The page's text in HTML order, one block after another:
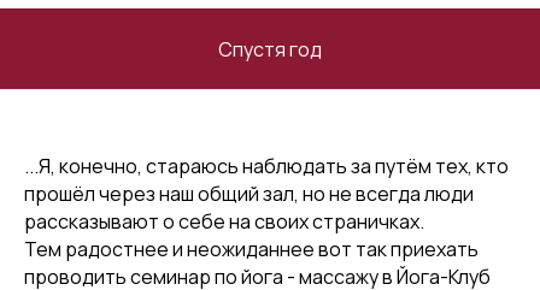
Спустя год
...Я, конечно, стараюсь наблюдать за путём тех, кто
прошёл через наш общий зал, но не всегда люди
рассказывают о себе на своих страничках.
Тем радостнее и неожиданнее вот так приехать
проводить семинар по йога - массажу в Йога-Клуб